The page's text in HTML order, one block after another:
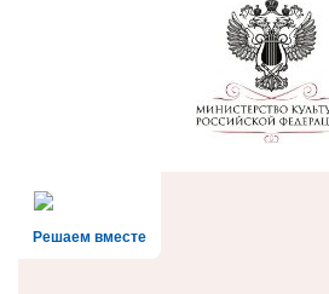
Решаем вместе